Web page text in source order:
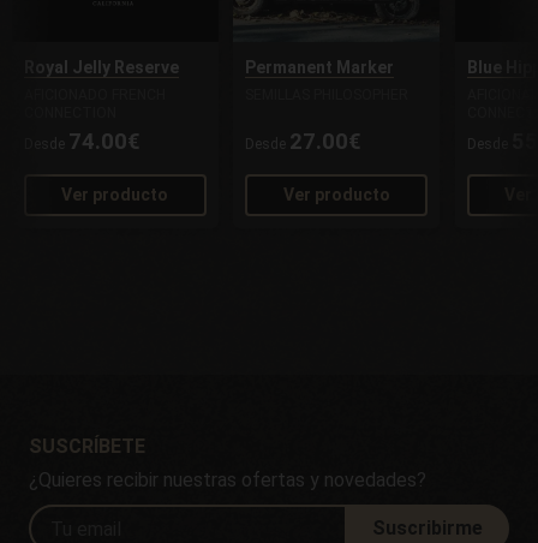
Royal Jelly Reserve
Desde 74.00€
Ver producto
Permanent Marker
Desde 27.00€
Ver producto
Blue
Desde
SUSCRÍBETE
¿Quieres recibir nuestras ofertas y novedades?
Suscribirme